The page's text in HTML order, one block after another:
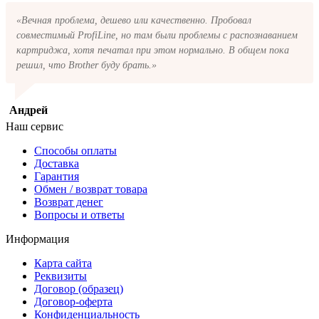
«Вечная проблема, дешево или качественно. Пробовал
совместимый ProfiLine, но там были проблемы с распознаванием
картриджа, хотя печатал при этом нормально. В общем пока
решил, что Brother буду брать.»
Андрей
Наш сервис
Способы оплаты
Доставка
Гарантия
Обмен / возврат товара
Возврат денег
Вопросы и ответы
Информация
Карта сайта
Реквизиты
Договор (образец)
Договор-оферта
Конфиденциальность